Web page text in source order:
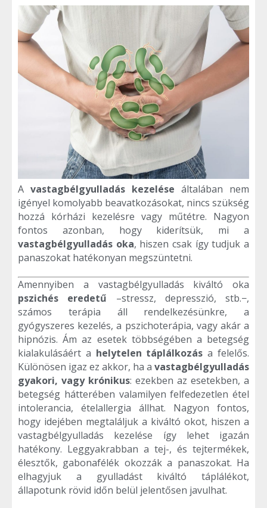
A vastagbélgyulladás kezelése általában nem
igényel komolyabb beavatkozásokat, nincs szükség
hozzá kórházi kezelésre vagy műtétre. Nagyon
fontos azonban, hogy kiderítsük, mi a
vastagbélgyulladás oka, hiszen csak így tudjuk a
panaszokat hatékonyan megszüntetni.
Amennyiben a vastagbélgyulladás kiváltó oka
pszichés eredetű –stressz, depresszió, stb.−,
számos terápia áll rendelkezésünkre, a
gyógyszeres kezelés, a pszichoterápia, vagy akár a
hipnózis. Ám az esetek többségében a betegség
kialakulásáért a helytelen táplálkozás a felelős.
Különösen igaz ez akkor, ha a vastagbélgyulladás
gyakori, vagy krónikus: ezekben az esetekben, a
betegség hátterében valamilyen felfedezetlen étel
intolerancia, ételallergia állhat. Nagyon fontos,
hogy idejében megtaláljuk a kiváltó okot, hiszen a
vastagbélgyulladás kezelése így lehet igazán
hatékony. Leggyakrabban a tej-, és tejtermékek,
élesztők, gabonafélék okozzák a panaszokat. Ha
elhagyjuk a gyulladást kiváltó táplálékot,
állapotunk rövid időn belül jelentősen javulhat.